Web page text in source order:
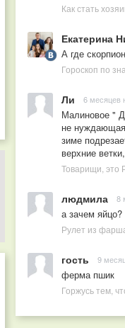
Как стать
Екатерина
А где
Гороскоп по
Ли 6 месяцев
Малиновое "
не
зиме
верхние ветки,
людмила 8
а зачем яйцо?
Рулет из
гость 9
ферма пшик